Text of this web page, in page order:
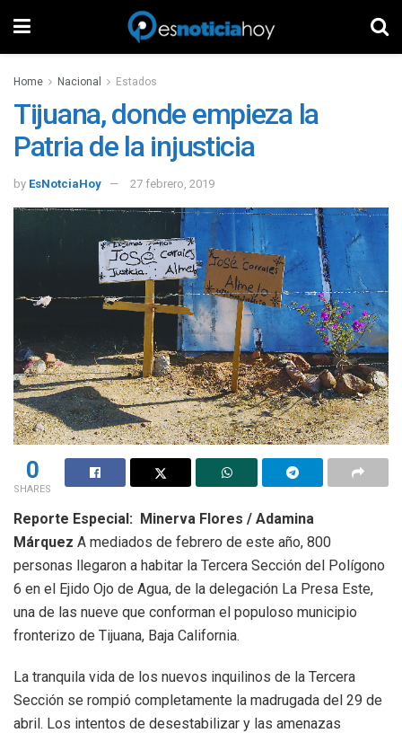
Home Nacional Estados
Tijuana, donde empieza la
Patria de la injusticia
by EsNotciaHoy 27 febrero, 2019
0
SHARES
Reporte Especial: Minerva Flores / Adamina
Márquez A mediados de febrero de este año, 800
personas llegaron a habitar la Tercera Sección del Polígono
6 en el Ejido Ojo de Agua, de la delegación La Presa Este,
una de las nueve que conforman el populoso municipio
fronterizo de Tijuana, Baja California.
La tranquila vida de los nuevos inquilinos de la Tercera
Sección se rompió completamente la madrugada del 29 de
abril. Los intentos de desestabilizar y las amenazas